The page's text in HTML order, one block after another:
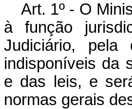
Art. 1º - O
à função
Judiciário,
indisponíveis da
e das leis, e
normas gerais